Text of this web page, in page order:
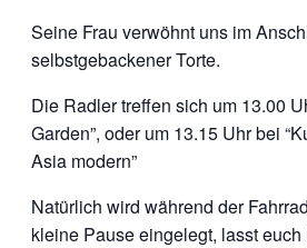
Seine Frau verwöhnt uns im
selbstgebackener Torte.
Die Radler treffen sich um 13.00
Garden”, oder um 13.15 Uhr bei
Asia modern”
Natürlich wird während der
kleine Pause eingelegt, lasst euch